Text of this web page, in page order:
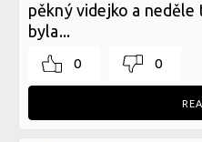
pěkný videjko a
byla...
0 0